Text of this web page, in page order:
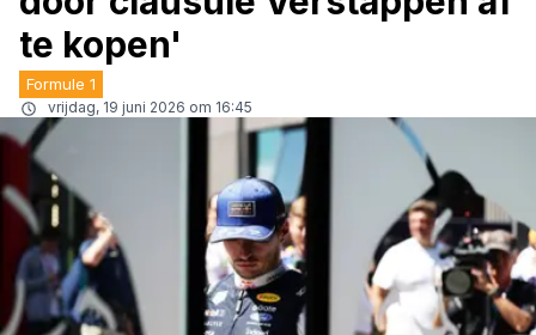
te kopen'
Formule 1
vrijdag, 19 juni 2026 om 16:45